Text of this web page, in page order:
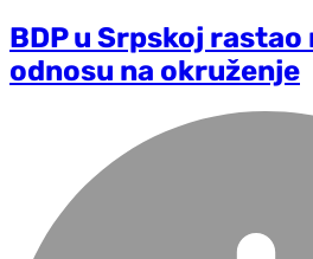
BDP u Srpskoj rastao
odnosu na okruženje